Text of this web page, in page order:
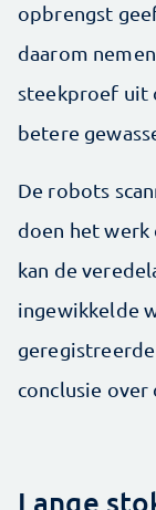
opbrengst
daarom
steekproef uit
betere
De robots
doen het werk
kan de
ingewikkelde
conclusie over
Lange